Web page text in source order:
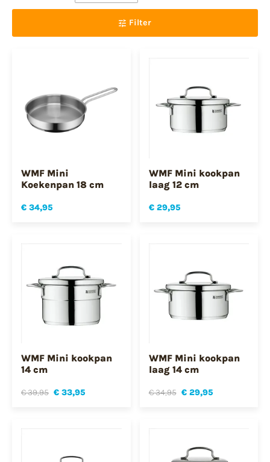
Filter
WMF Mini
Koekenpan 18 cm
€ 34,95
WMF Mini kookpan
laag 12 cm
€ 29,95
WMF Mini kookpan
14 cm
€ 39,95 € 33,95
WMF Mini kookpan
laag 14 cm
€ 34,95 € 29,95